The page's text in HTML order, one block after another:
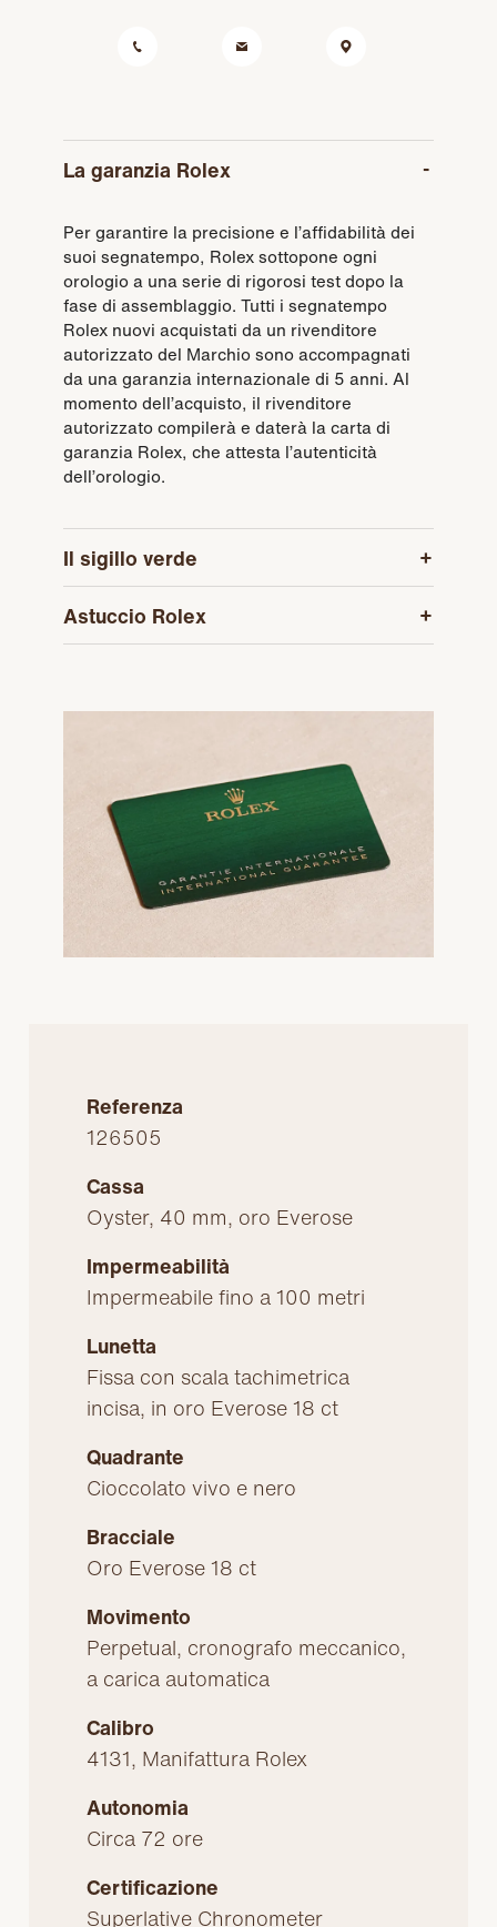
La garanzia Rolex
Per garantire la precisione e l’affidabilità dei
suoi segnatempo, Rolex sottopone ogni
orologio a una serie di rigorosi test dopo la
fase di assemblaggio. Tutti i segnatempo
Rolex nuovi acquistati da un rivenditore
autorizzato del Marchio sono accompagnati
da una garanzia internazionale di 5 anni. Al
momento dell’acquisto, il rivenditore
autorizzato compilerà e daterà la carta di
garanzia Rolex, che attesta l’autenticità
dell’orologio.
Il sigillo verde
Astuccio Rolex
Referenza
126505
Cassa
Oyster, 40 mm, oro Everose
Impermeabilità
Impermeabile fino a 100 metri
Lunetta
Fissa con scala tachimetrica
incisa, in oro Everose 18 ct
Quadrante
Cioccolato vivo e nero
Bracciale
Oro Everose 18 ct
Movimento
Perpetual, cronografo meccanico,
a carica automatica
Calibro
4131, Manifattura Rolex
Autonomia
Circa 72 ore
Certificazione
Superlative Chronometer